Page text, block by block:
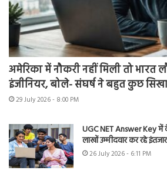
अमेरिका में नौकरी नहीं मिली तो भारत
इंजीनियर, बोले- संघर्ष ने बहुत कुछ
29 July 2026 - 8:00 PM
UGC NET Answer Key में
लाखों उम्मीदवार कर रहे इंतजार
26 July 2026 - 6:11 PM